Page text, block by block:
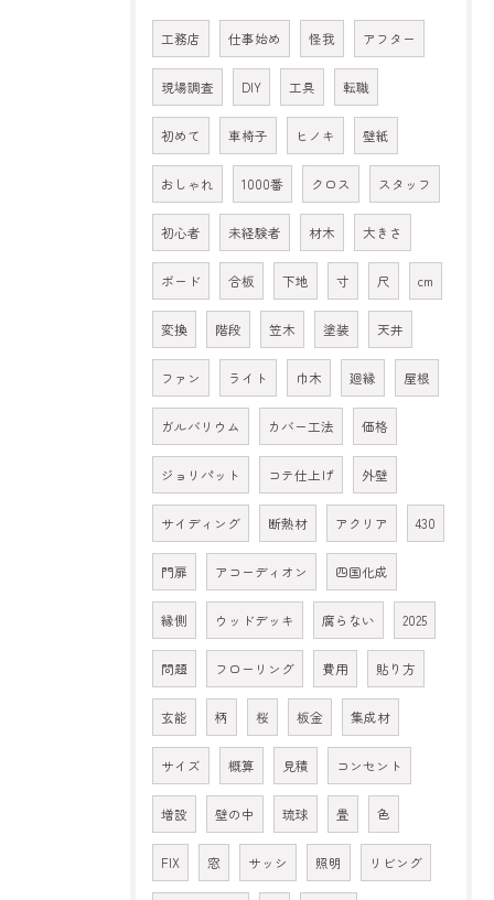
工務店 仕事始め 怪我 アフター
現場調査 DIY 工具 転職
初めて 車椅子 ヒノキ 壁紙
おしゃれ 1000番 クロス スタッフ
初心者 未経験者 材木 大きさ
ボード 合板 下地 寸 尺 cm
変換 階段 笠木 塗装 天井
ファン ライト 巾木 廻縁 屋根
ガルバリウム カバー工法 価格
ジョリパット コテ仕上げ 外壁
サイディング 断熱材 アクリア 430
門扉 アコーディオン 四国化成
縁側 ウッドデッキ 腐らない 2025
問題 フローリング 費用 貼り方
玄能 柄 桜 板金 集成材
サイズ 概算 見積 コンセント
増設 壁の中 琉球 畳 色
FIX 窓 サッシ 照明 リビング